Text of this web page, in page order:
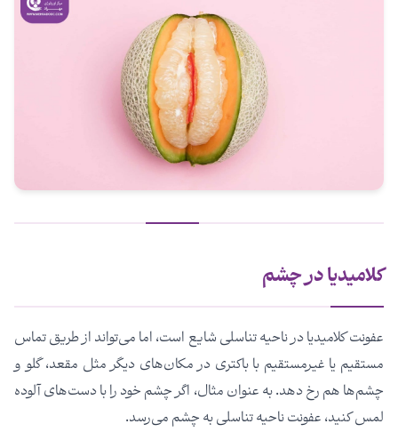
کلامیدیا در چشم
عفونت کلامیدیا در ناحیه تناسلی شایع است، اما می‌تواند از طریق تماس
مستقیم یا غیرمستقیم با باکتری در مکان‌های دیگر مثل مقعد، گلو و
چشم‌ها هم رخ دهد. به عنوان مثال، اگر چشم خود را با دست‌های آلوده
لمس کنید، عفونت ناحیه تناسلی به چشم می‌رسد.